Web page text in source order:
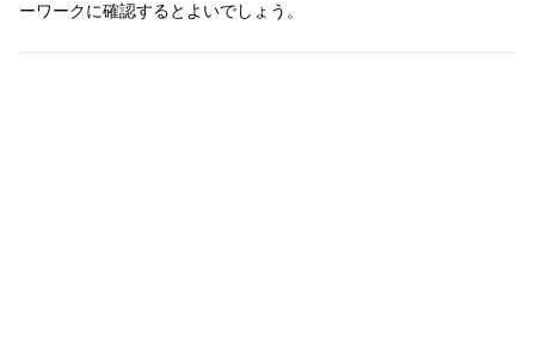
ーワークに確認するとよいでしょう。